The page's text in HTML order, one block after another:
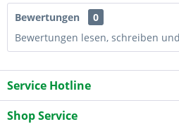
Bewertungen
0
Bewertungen lesen, schreiben
Service Hotline
Shop Service